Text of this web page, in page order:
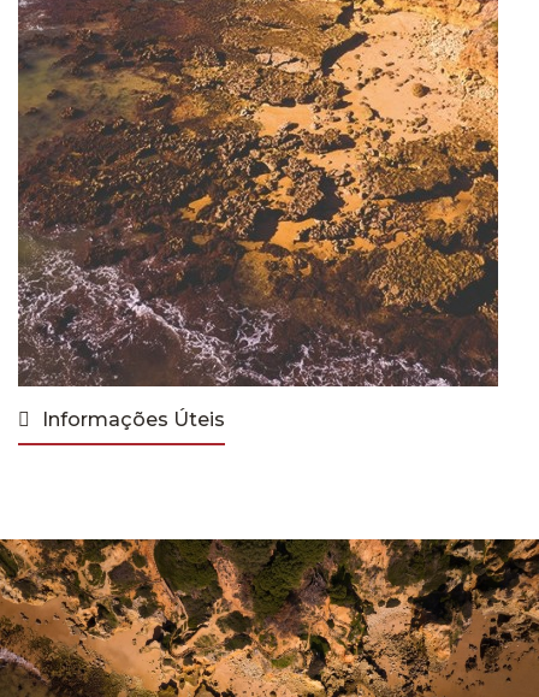
Informações Úteis